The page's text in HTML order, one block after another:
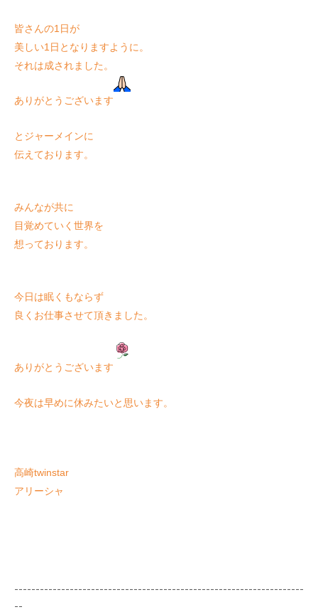
皆さんの1日が
美しい1日となりますように。
それは成されました。
ありがとうございます
とジャーメインに
伝えております。
みんなが共に
目覚めていく世界を
想っております。
今日は眠くもならず
良くお仕事させて頂きました。
ありがとうございます
今夜は早めに休みたいと思います。
高崎twinstar
アリーシャ
--------------------------------------------------------------------
--